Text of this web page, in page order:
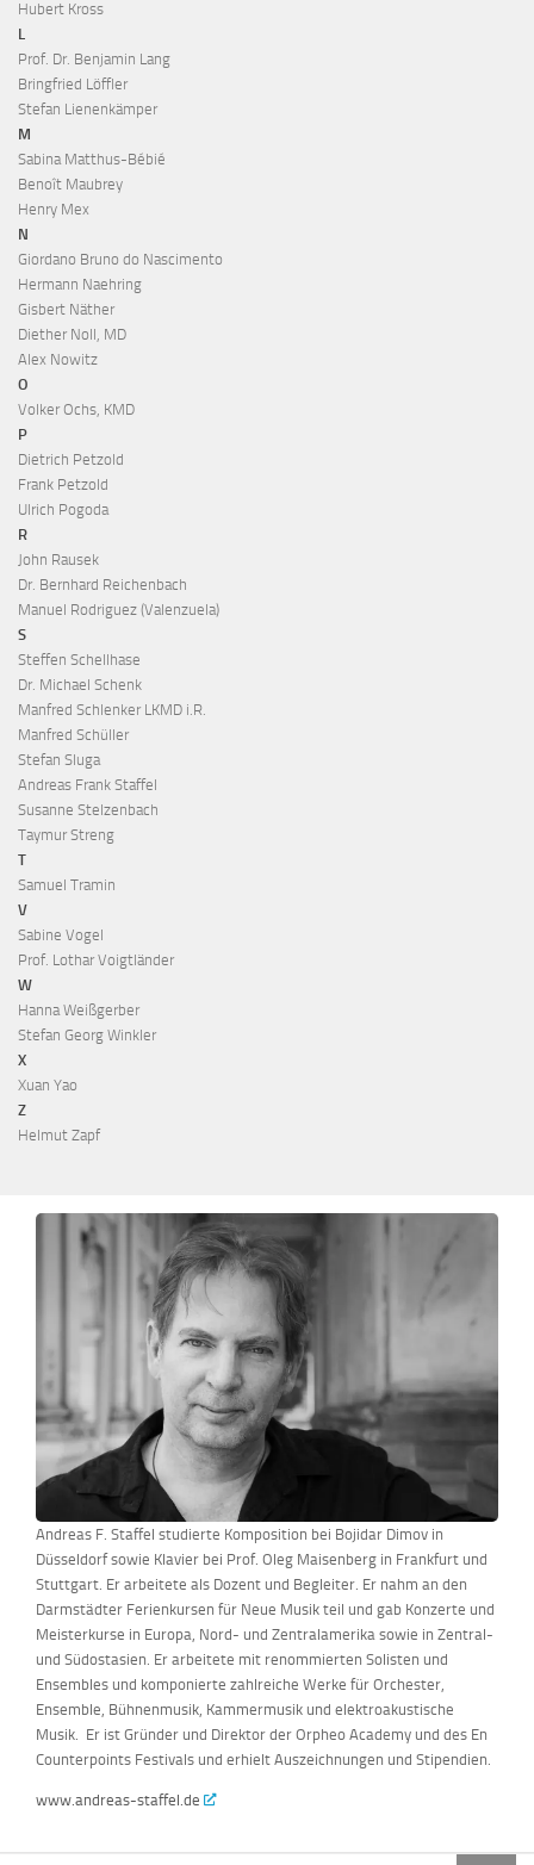
Andreas F. Staffel studierte Komposition bei Bojidar Dimov in
Düsseldorf sowie Klavier bei Prof. Oleg Maisenberg in Frankfurt und
Stuttgart. Er arbeitete als Dozent und Begleiter. Er nahm an den
Darmstädter Ferienkursen für Neue Musik teil und gab Konzerte und
Meisterkurse in Europa, Nord- und Zentralamerika sowie in Zentral-
und Südostasien. Er arbeitete mit renommierten Solisten und
Ensembles und komponierte zahlreiche Werke für Orchester,
Ensemble, Bühnenmusik, Kammermusik und elektroakustische
Musik. Er ist Gründer und Direktor der Orpheo Academy und des En
Counterpoints Festivals und erhielt Auszeichnungen und Stipendien.
www.andreas-staffel.de
Hubert Kross
L
Prof. Dr. Benjamin Lang
Bringfried Löffler
Stefan Lienenkämper
M
Sabina Matthus-Bébié
Benoît Maubrey
Henry Mex
N
Giordano Bruno do Nascimento
Hermann Naehring
Gisbert Näther
Diether Noll, MD
Alex Nowitz
O
Volker Ochs, KMD
P
Dietrich Petzold
Frank Petzold
Ulrich Pogoda
R
John Rausek
Dr. Bernhard Reichenbach
Manuel Rodriguez (Valenzuela)
S
Steffen Schellhase
Dr. Michael Schenk
Manfred Schlenker LKMD i.R.
Manfred Schüller
Stefan Sluga
Andreas Frank Staffel
Susanne Stelzenbach
Taymur Streng
T
Samuel Tramin
V
Sabine Vogel
Prof. Lothar Voigtländer
W
Hanna Weißgerber
Stefan Georg Winkler
X
Xuan Yao
Z
Helmut Zapf